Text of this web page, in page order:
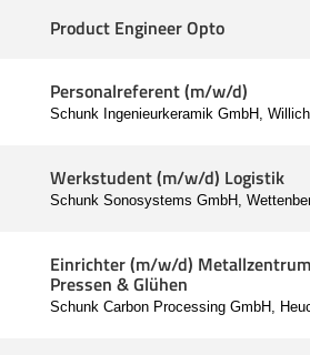
Product Engineer Opto
Personalreferent (m/w/d)
Schunk Ingenieurkeramik GmbH, Willich
Werkstudent (m/w/d) Logistik
Schunk Sonosystems GmbH,
Einrichter (m/w/d)
Pressen & Glühen
Schunk Carbon Processing GmbH,